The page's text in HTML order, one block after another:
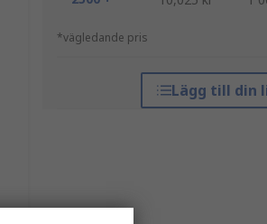
*vägledande pris
Lägg till din